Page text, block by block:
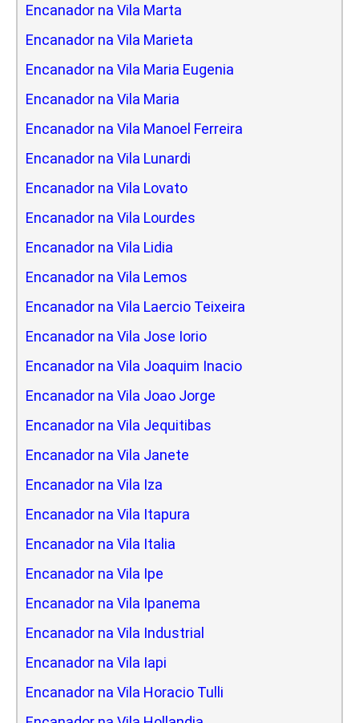
Encanador na Vila Marta
Encanador na Vila Marieta
Encanador na Vila Maria Eugenia
Encanador na Vila Maria
Encanador na Vila Manoel Ferreira
Encanador na Vila Lunardi
Encanador na Vila Lovato
Encanador na Vila Lourdes
Encanador na Vila Lidia
Encanador na Vila Lemos
Encanador na Vila Laercio Teixeira
Encanador na Vila Jose Iorio
Encanador na Vila Joaquim Inacio
Encanador na Vila Joao Jorge
Encanador na Vila Jequitibas
Encanador na Vila Janete
Encanador na Vila Iza
Encanador na Vila Itapura
Encanador na Vila Italia
Encanador na Vila Ipe
Encanador na Vila Ipanema
Encanador na Vila Industrial
Encanador na Vila Iapi
Encanador na Vila Horacio Tulli